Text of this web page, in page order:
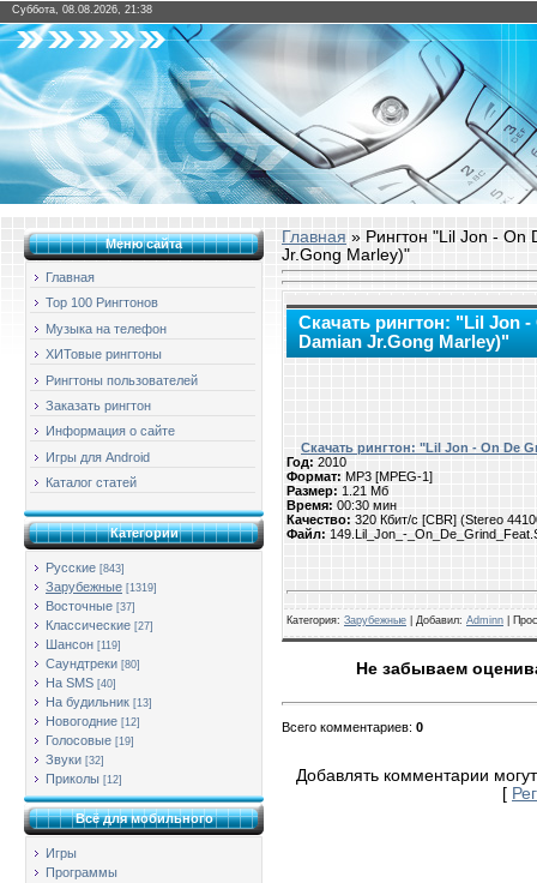
Суббота, 08.08.2026, 21:38
Меню сайта
Главная
Top 100 Рингтонов
Музыка на телефон
ХИТовые рингтоны
Рингтоны пользователей
Заказать рингтон
Информация о сайте
Игры для Android
Каталог статей
Категории
Русские [843]
Зарубежные [1319]
Восточные [37]
Классические [27]
Шансон [119]
Саундтреки [80]
На SMS [40]
На будильник [13]
Новогодние [12]
Голосовые [19]
Звуки [32]
Приколы [12]
Всё для мобильного
Игры
Программы
Главная » Рингтон "Lil Jon - On
Jr.Gong Marley)"
Скачать рингтон: "Lil Jon
Damian Jr.Gong Marley)"
Скачать рингтон: "Lil Jon - On De
Год: 2010
Формат: MP3 [MPEG-1]
Размер: 1.21 Мб
Время: 00:30 мин
Качество: 320 Кбит/с [CBR] (Stereo
Файл: 149.Lil_Jon_-
Категория: Зарубежные | Добавил: Adminn
Не забываем
Всего комментариев: 0
Добавлять комментарии
[